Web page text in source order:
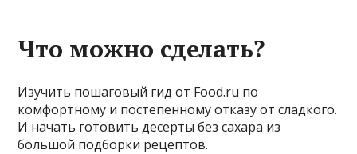
Что можно сделать?
Изучить пошаговый гид от Food.ru по
комфортному и постепенному отказу от сладкого.
И начать готовить десерты без сахара из
большой подборки рецептов.